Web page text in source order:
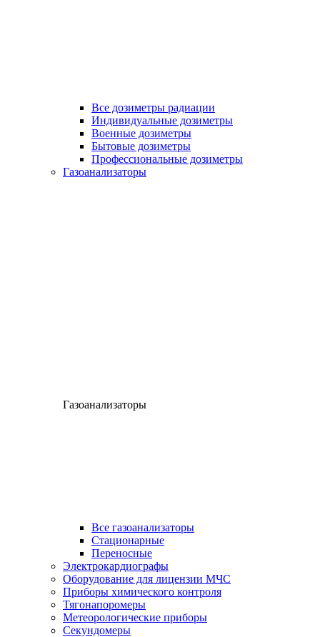
Все дозиметры радиации
Индивидуальные дозиметры
Военные дозиметры
Бытовые дозиметры
Профессиональные дозиметры
Газоанализаторы
Газоанализаторы
Все газоанализаторы
Cтационарные
Переносные
Электрокардиографы
Оборудование для лицензии МЧС
Приборы химического контроля
Тягонапоромеры
Метеорологические приборы
Секундомеры